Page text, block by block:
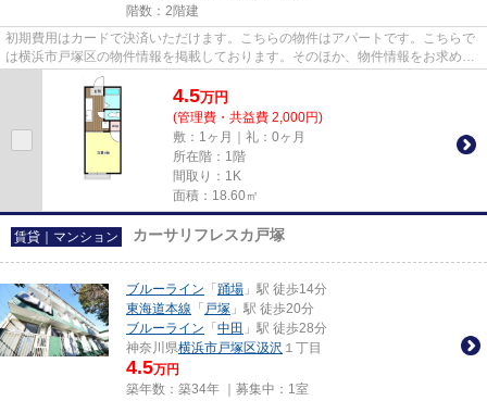
階数：2階建
初期費用はカードで決済いただけます。こちらの物件はアパートです。こちらで
は横浜市戸塚区の物件情報を掲載しております。そのほか、物件情報をお求めな
らアパマンメイトまでご連絡...
4.5万円
(管理費・共益費 2,000円)
敷：1ヶ月｜礼：0ヶ月
所在階：1階
間取り：1K
面積：18.60㎡
賃貸｜マンション カーサリフレスカ戸塚
ブルーライン 「 踊場 」駅 徒歩14分
東海道本線 「 戸塚 」駅 徒歩20分
ブルーライン 「 中田 」駅 徒歩28分
神奈川県横浜市戸塚区汲沢 １丁目
4.5万円
築年数：築34年 ｜募集中： 1室